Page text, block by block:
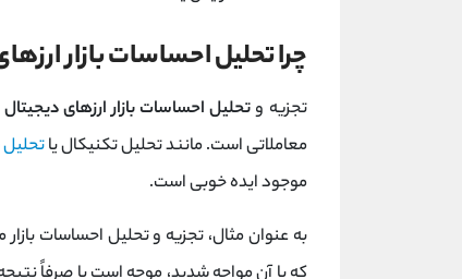
چرا تحلیل احساسات بازار
تجزیه وتحلیل احساسات بازار ارزهای دیجیتال
معاملاتی است. مانند تحلیل تکنیکال یاتحلیل
موجود ایده خوبی است.
به عنوان مثال، تجزیه و تحلیل احساسات